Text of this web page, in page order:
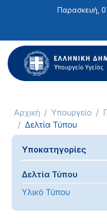
ιστότοπος
περιλαμβάνει
ένα
σύστημα
Παρασκευή,
Αρχική Υπουργείο
Δελτία Τύπου
Υποκατηγορίες
Δελτία Τύπου
Υλικό Τύπου